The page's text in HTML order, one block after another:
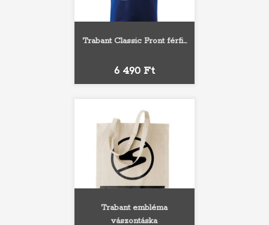
Trabant Classic Front férfi...
Ár
6 490 Ft
Trabant embléma
vászontáska